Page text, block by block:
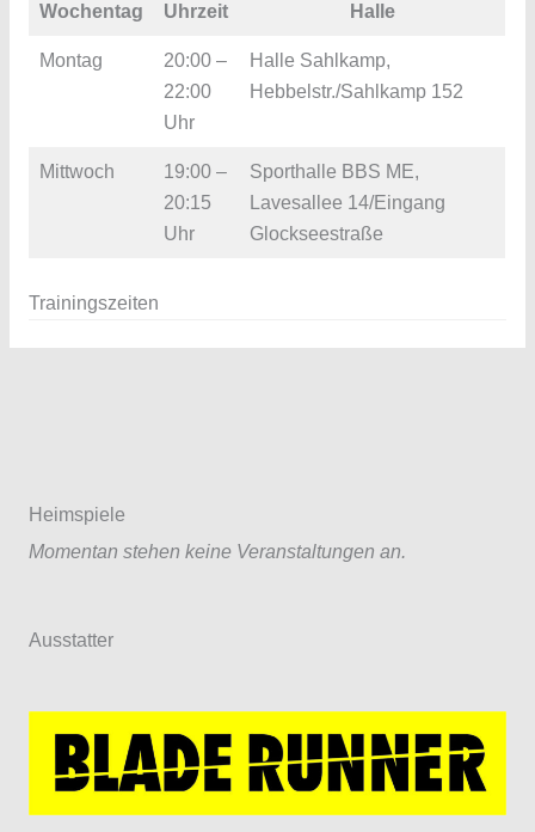
Wochentag Uhrzeit Halle
Montag
20:00 –
22:00
Uhr
Halle Sahlkamp,
Hebbelstr./Sahlkamp 152
Mittwoch
19:00 –
20:15
Uhr
Sporthalle BBS ME,
Lavesallee 14/Eingang
Glockseestraße
Trainingszeiten
Heimspiele
Momentan stehen keine Veranstaltungen an.
Ausstatter